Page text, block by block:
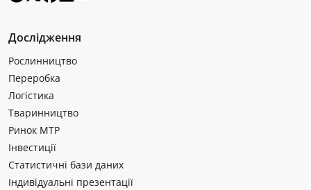
Дослідження
Рослинництво
Переробка
Логістика
Тваринництво
Ринок МТР
Інвестиції
Статистичні бази даних
Індивідуальні презентації